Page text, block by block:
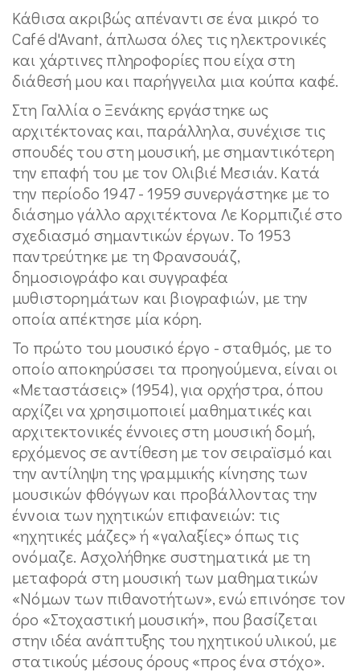
Κάθισα ακριβώς απέναντι σε ένα μικρό το
Café d'Avant, άπλωσα όλες τις ηλεκτρονικές
και χάρτινες πληροφορίες που είχα στη
διάθεσή μου και παρήγγειλα μια κούπα καφέ.
Στη Γαλλία ο Ξενάκης εργάστηκε ως
αρχιτέκτονας και, παράλληλα, συνέχισε τις
σπουδές του στη μουσική, με σημαντικότερη
την επαφή του με τον Ολιβιέ Μεσιάν. Κατά
την περίοδο 1947 - 1959 συνεργάστηκε με το
διάσημο γάλλο αρχιτέκτονα Λε Κορμπιζιέ στο
σχεδιασμό σημαντικών έργων. Το 1953
παντρεύτηκε με τη Φρανσουάζ,
δημοσιογράφο και συγγραφέα
μυθιστορημάτων και βιογραφιών, με την
οποία απέκτησε μία κόρη.
Το πρώτο του μουσικό έργο - σταθμός, με το
οποίο αποκηρύσσει τα προηγούμενα, είναι οι
«Μεταστάσεις» (1954), για ορχήστρα, όπου
αρχίζει να χρησιμοποιεί μαθηματικές και
αρχιτεκτονικές έννοιες στη μουσική δομή,
ερχόμενος σε αντίθεση με τον σειραϊσμό και
την αντίληψη της γραμμικής κίνησης των
μουσικών φθόγγων και προβάλλοντας την
έννοια των ηχητικών επιφανειών: τις
«ηχητικές μάζες» ή «γαλαξίες» όπως τις
ονόμαζε. Ασχολήθηκε συστηματικά με τη
μεταφορά στη μουσική των μαθηματικών
«Νόμων των πιθανοτήτων», ενώ επινόησε τον
όρο «Στοχαστική μουσική», που βασίζεται
στην ιδέα ανάπτυξης του ηχητικού υλικού, με
στατικούς μέσους όρους «προς ένα στόχο».